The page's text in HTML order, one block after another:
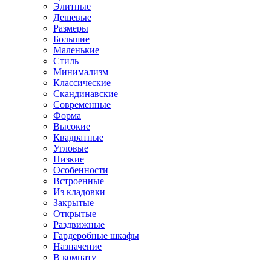
Элитные
Дешевые
Размеры
Большие
Маленькие
Стиль
Минимализм
Классические
Скандинавские
Современные
Форма
Высокие
Квадратные
Угловые
Низкие
Особенности
Встроенные
Из кладовки
Закрытые
Открытые
Раздвижные
Гардеробные шкафы
Назначение
В комнату